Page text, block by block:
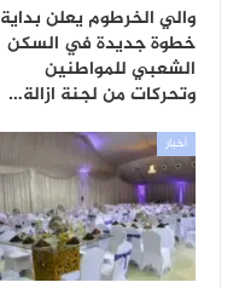
والي الخرطوم يعلن بداية
خطوة جديدة في السكن
الشعبي للمواطنين
وتحركات من لجنة ازالة…
أخبار